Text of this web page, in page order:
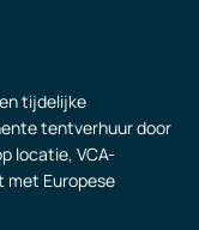
tijdelijke
tentverhuur door
locatie, VCA-
Europese